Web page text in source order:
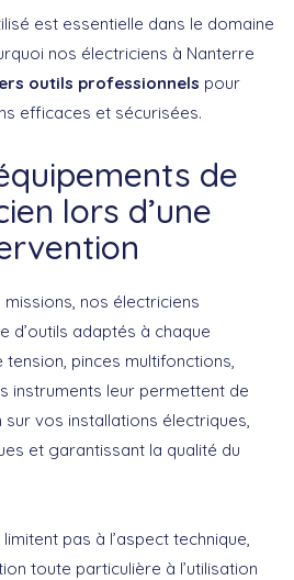
est essentielle dans le domaine
nos électriciens à Nanterre
outils professionnels pour
efficaces et sécurisées.
de
lors d’une
nos électriciens
d’outils adaptés à chaque
pinces multifonctions,
instruments leur permettent de
vos installations électriques
et garantissant la qualité du
pas à l’aspect technique,
toute particulière à l’utilisation